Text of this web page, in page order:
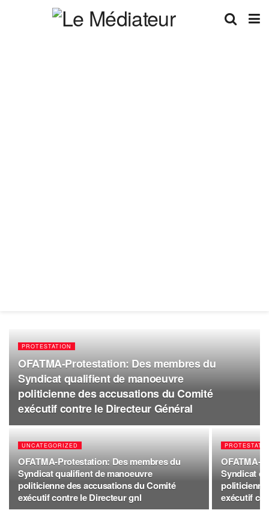
PROTESTATION
OFATMA-Protestation: Des membres du
Syndicat qualifient de manoeuvre
politicienne des accusations du Comité
exécutif contre le Directeur Général
UNCATEGORIZED
OFATMA-Protestation: Des membres du
Syndicat qualifient de manoeuvre
politicienne des accusations du Comité
exécutif contre le Directeur gnl
OFATMA-
Syndicat
exécutif